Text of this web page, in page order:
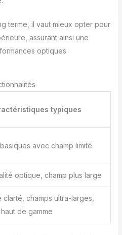
terme, il vaut mieux opter pour
assurant ainsi une
optiques
typiques
avec champ limité
optique, champ plus large
clarté, champs ultra-larges,
de gamme